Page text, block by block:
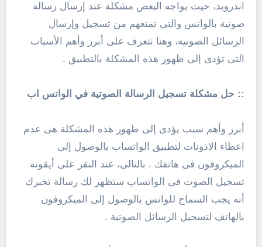
اندرويد، حيث يواجه البعض مشكلة عند إرسال رسالة
صوتية بالواتس والتى تمنعهم من تسجيل وإرسال
الرسائل الصوتية، وهنا نتعرف على أبرز وأهم الأسباب
التى تؤدى إلى ظهور هذه المشكلة بالتطبيق .
:: حل مشكلة تسجيل الرسالة الصوتية في الواتس اب
أبرز وأهم سبب يؤدى إلى ظهور هذه المشكلة هى عدم
اعطاء الاذونات لتطبيق الواتساب بالوصول إلى
الميكروفون فى هاتفك . بالتالى، عند النقر على أيقونة
تسجيل الصوت فى الواتساب ستظهر لك رسالة تخبرك
أنه يجب السماح للواتس بالوصول إلى الميكروفون
بالهاتف لتسجيل الرسائل الصوتية .